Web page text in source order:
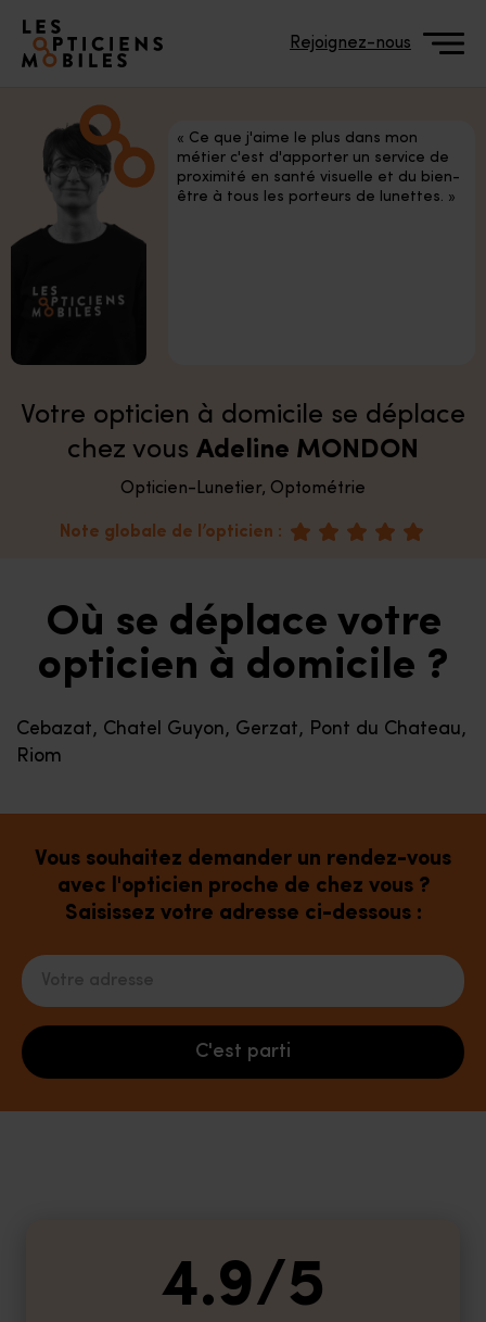
Accéder à notre page d'accueil
Rejoignez-nous
Votre opticien à domicile se déplace
chez vous Adeline MONDON
Opticien-Lunetier, Optométrie
Note globale de l’opticien :
« Ce que j'aime le plus dans mon
métier c'est d'apporter un service de
proximité en santé visuelle et du bien-
être à tous les porteurs de lunettes. »
Où se déplace votre
opticien à domicile ?
Cebazat, Chatel Guyon, Gerzat, Pont du Chateau,
Riom
Vous souhaitez demander un rendez-vous
avec l'opticien proche de chez vous ?
Saisissez votre adresse ci-dessous :
C'est parti
4.9/5